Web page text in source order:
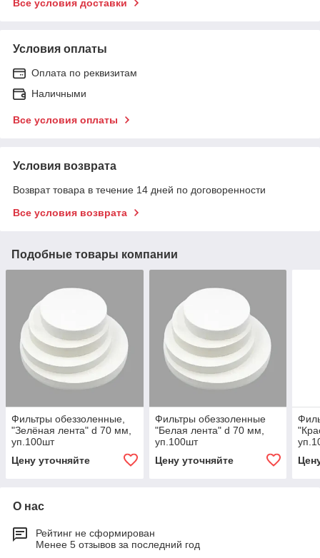
Все условия доставки
Условия оплаты
Оплата по реквизитам
Наличными
Все условия оплаты
Условия возврата
Возврат товара в течение 14 дней по договоренности
Все условия возврата
Подобные товары компании
Фильтры обеззоленные,
"Зелёная лента" d 70 мм,
уп.100шт
Цену уточняйте
Фильтры обеззоленные
"Белая лента" d 70 мм,
уп.100шт
Цену уточняйте
О нас
Рейтинг не сформирован
Менее 5 отзывов за последний год